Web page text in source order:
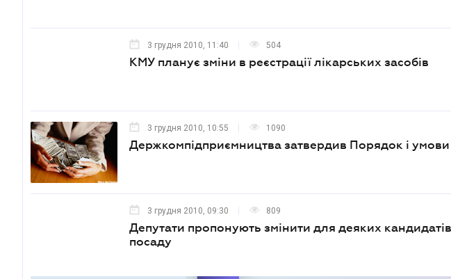
3 грудня 2010, 11:40 504
КМУ планує зміни в реєстрації лікарських засобів
3 грудня 2010, 10:55 1090
Держкомпідприємництва затвердив Порядок і
3 грудня 2010, 09:30 809
Депутати пропонують змінити для деяких
посаду